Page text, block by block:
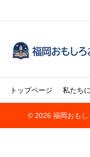
トップページ 私たち
© 2026 福岡おもし